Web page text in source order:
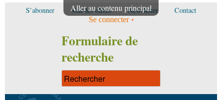
Aller au contenu principal
S’abonner Voir les offres Newsletter Contact
Se connecter
Formulaire de
recherche